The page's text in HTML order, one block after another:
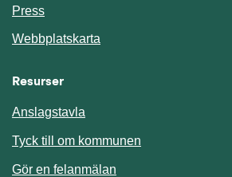
Press
Webbplatskarta
Resurser
Anslagstavla
Tyck till om kommunen
Gör en felanmälan